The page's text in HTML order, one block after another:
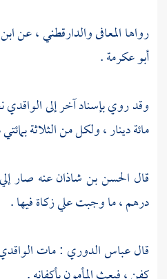
رواهاالمعافى والدارقطني، عن
أبو عكرمة.
وقد روي بإسناد آخر إلىالواقدي
مائة دينار ، ولكل من الثلاثة
قال الحسن بن شاذانعنه صار
درهم ، ما وجبت علي زكاة فيها .
قالعباس الدوري : مات